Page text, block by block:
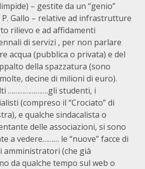
– gestite da un “genio”
P. Gallo – relative ad infrastrutture
rilievo e ad affidamenti
di servizi , per non parlare
acqua (pubblica o privata) e del
della spazzatura (sono
decine di milioni di euro).
………………….gli studenti, i
(compreso il “Crociato” di
e qualche sindacalista o
delle associazioni, si sono
a vedere……… le “nuove” facce di
amministratori (che già
da qualche tempo sul web o